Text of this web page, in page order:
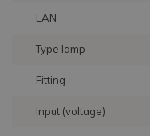
EAN
Type lamp
Fitting
Input (voltage)